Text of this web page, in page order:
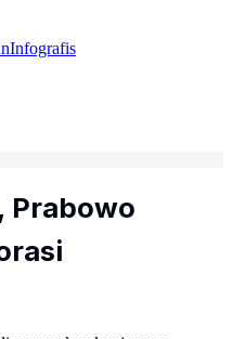
Infografis
Prabowo